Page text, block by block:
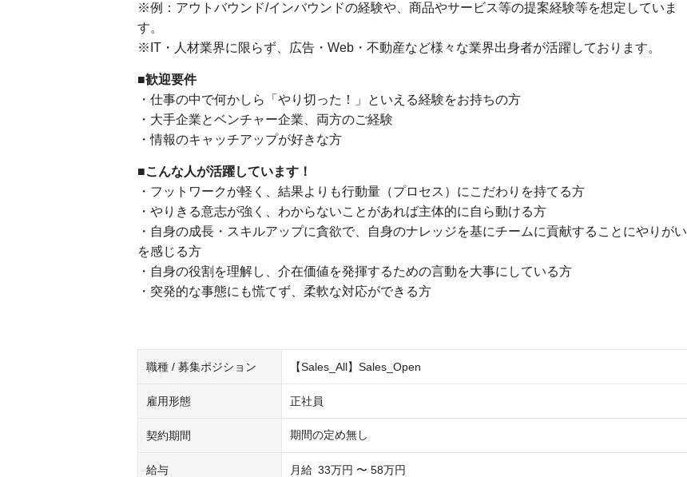
※例：アウトバウンド/インバウンドの経験や、商品やサービス等の提案経験等を想定していま
す。
※IT・人材業界に限らず、広告・Web・不動産など様々な業界出身者が活躍しております。
■歓迎要件
・仕事の中で何かしら「やり切った！」といえる経験をお持ちの方
・大手企業とベンチャー企業、両方のご経験
・情報のキャッチアップが好きな方
■こんな人が活躍しています！
・フットワークが軽く、結果よりも行動量（プロセス）にこだわりを持てる方
・やりきる意志が強く、わからないことがあれば主体的に自ら動ける方
・自身の成長・スキルアップに貪欲で、自身のナレッジを基にチームに貢献することにやりがい
を感じる方
・自身の役割を理解し、介在価値を発揮するための言動を大事にしている方
・突発的な事態にも慌てず、柔軟な対応ができる方
職種 / 募集ポジション 【Sales_All】Sales_Open
雇用形態 正社員
契約期間 期間の定め無し
給与 月給 33万円 〜 58万円